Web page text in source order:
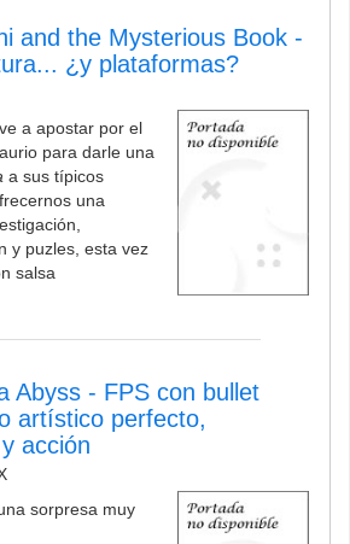
and the Mysterious Book -
¿y plataformas?
a apostar por el
para darle una
a sus típicos
una
y puzles, esta vez
salsa
Abyss - FPS con bullet
artístico perfecto,
acción
sorpresa muy